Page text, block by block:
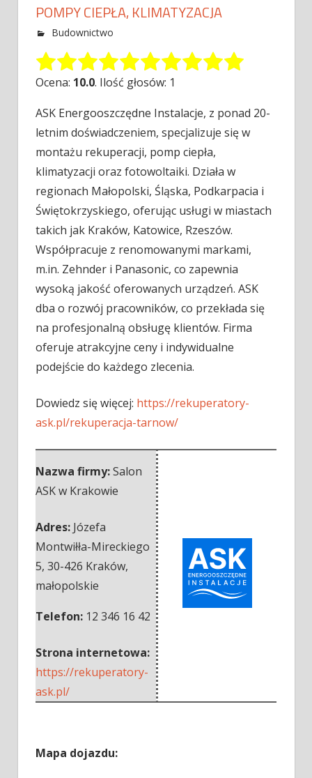
POMPY CIEPŁA, KLIMATYZACJA
Budownictwo
Ocena: 10.0. Ilość głosów: 1
ASK Energooszczędne Instalacje, z ponad 20-
letnim doświadczeniem, specjalizuje się w
montażu rekuperacji, pomp ciepła,
klimatyzacji oraz fotowoltaiki. Działa w
regionach Małopolski, Śląska, Podkarpacia i
Świętokrzyskiego, oferując usługi w miastach
takich jak Kraków, Katowice, Rzeszów.
Współpracuje z renomowanymi markami,
m.in. Zehnder i Panasonic, co zapewnia
wysoką jakość oferowanych urządzeń. ASK
dba o rozwój pracowników, co przekłada się
na profesjonalną obsługę klientów. Firma
oferuje atrakcyjne ceny i indywidualne
podejście do każdego zlecenia.
Dowiedz się więcej: https://rekuperatory-
ask.pl/rekuperacja-tarnow/
Nazwa firmy:Salon
ASK w Krakowie
Adres: Józefa
Montwiłła-Mireckiego
5, 30-426 Kraków,
małopolskie
Telefon: 12 346 16 42
Strona internetowa:
https://rekuperatory-
ask.pl/
Mapa dojazdu: